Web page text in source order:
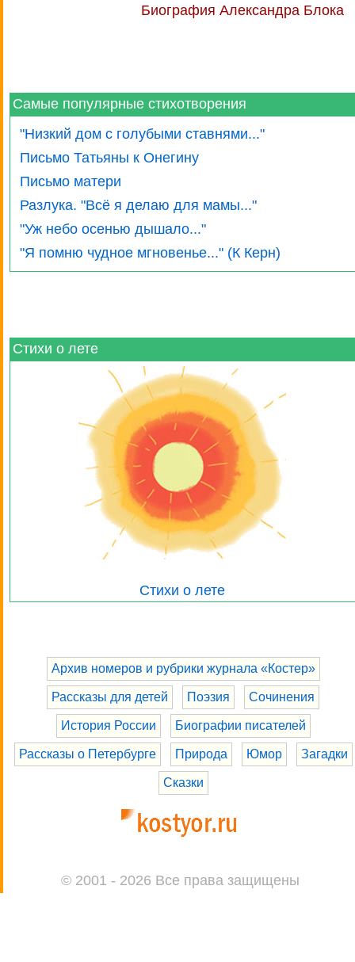
Биография Александра Блока
Самые популярные стихотворения
"Низкий дом с голубыми ставнями..."
Письмо Татьяны к Онегину
Письмо матери
Разлука. "Всё я делаю для мамы..."
"Уж небо осенью дышало..."
"Я помню чудное мгновенье..." (К Керн)
Стихи о лете
Стихи о лете
Архив номеров и рубрики журнала «Костер»
Рассказы для детей Поэзия Сочинения
История России Биографии писателей
Рассказы о Петербурге Природа Юмор Загадки
Сказки
© 2001 - 2026 Все права защищены